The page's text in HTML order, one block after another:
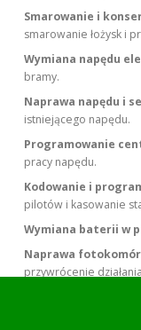
Smarowanie i
smarowanie łożysk i
Wymiana napędu
bramy.
Naprawa napędu i
istniejącego napędu.
Programowanie
pracy napędu.
Kodowanie i
pilotów i kasowanie
Wymiana baterii w
Naprawa
przywrócenie
Wymiana listwy
naprawa elementów